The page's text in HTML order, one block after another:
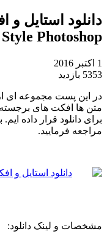
دانلود استایل
Photoshop
1 اکتبر 2016
5353 بازدید
متن ها افکت های برجسته
برای دانلود قرار داده
مراجعه فرمایید.
مشخصات و لینک دانلود: